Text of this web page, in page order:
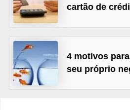
cartão de
4 motivos
seu próprio
o
C
a
r
t
ã